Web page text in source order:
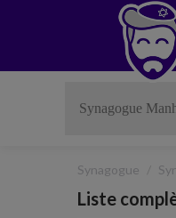
Synagogue
Liste